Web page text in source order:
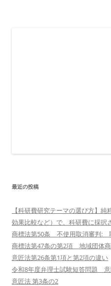
最近の投稿
【科研費研究テーマの選び方】
効果比較など）で、科研費に採択
商標法第50条 不使用取消審判:
商標法第47条の第2項 地域団体
意匠法第26条第1項と第2項の違い
令和8年度弁理士試験短答問題
意匠法 第3条の2